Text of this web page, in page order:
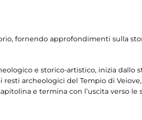
fornendo approfondimenti sulla
e storico-artistico, inizia dallo
archeologici del Tempio di
e termina con l’uscita verso le